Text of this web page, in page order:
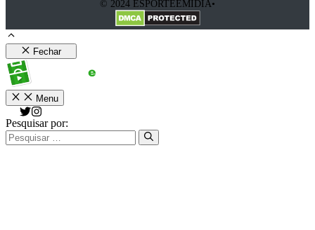
© 2024 ESPORTEEMIDIA•
Fechar
Menu
Pesquisar por: